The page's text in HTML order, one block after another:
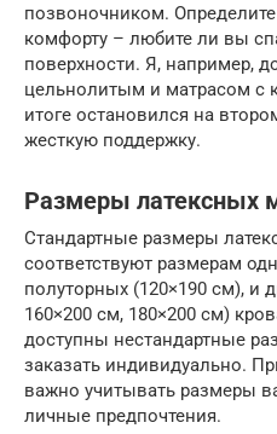
позвоночником.
комфорту – любите ли вы
поверхности. Я, например,
цельнолитым и матрасом с
итоге остановился на
жесткую поддержку.
Размеры латексных
Стандартные размеры
соответствуют размерам
полуторных (120×190 см), и
160×200 см, 180×200 см)
доступны нестандартные
заказать индивидуально.
важно учитывать размеры
личные предпочтения.